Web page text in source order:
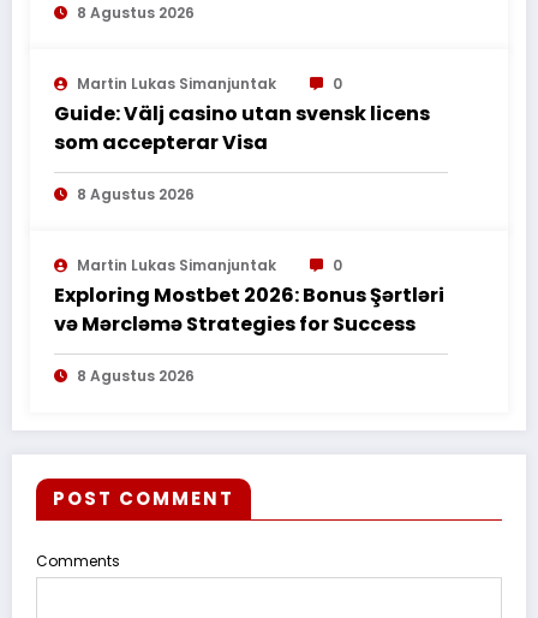
8 Agustus 2026
Martin Lukas Simanjuntak 0
Guide: Välj casino utan svensk licens
som accepterar Visa
8 Agustus 2026
Martin Lukas Simanjuntak 0
Exploring Mostbet 2026: Bonus Şərtləri
və Mərcləmə Strategies for Success
8 Agustus 2026
POST COMMENT
Comments